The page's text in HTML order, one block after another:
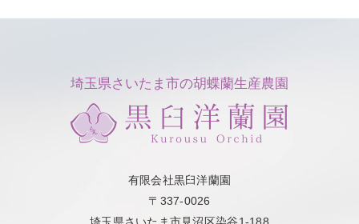
埼玉県さいたま市の胡蝶蘭生産農園
有限会社黒臼洋蘭園
〒337-0026